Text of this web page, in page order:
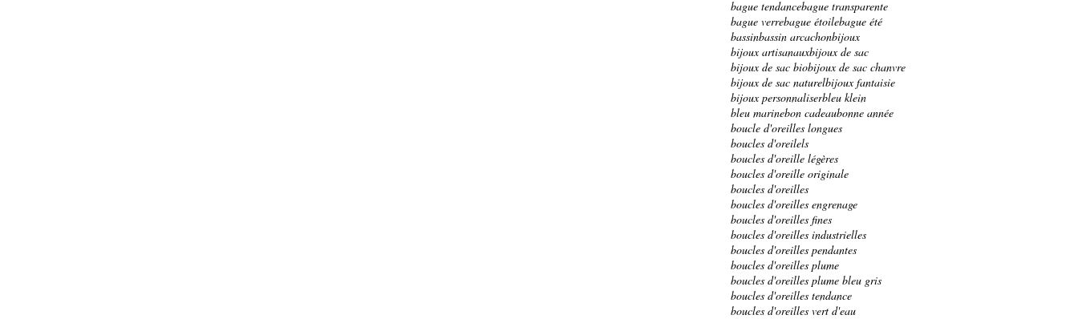
bague tendancebague transparente
bague verrebague étoilebague été
bassinbassin arcachonbijoux
bijoux artisanauxbijoux de sac
bijoux de sac biobijoux de sac chanvre
bijoux de sac naturelbijoux fantaisie
bijoux personnaliserbleu klein
bleu marinebon cadeaubonne année
boucle d'oreilles longues
boucles d'oreilels
boucles d'oreille légères
boucles d'oreille originale
boucles d'oreilles
boucles d'oreilles engrenage
boucles d'oreilles fines
boucles d'oreilles industrielles
boucles d'oreilles pendantes
boucles d'oreilles plume
boucles d'oreilles plume bleu gris
boucles d'oreilles tendance
boucles d'oreilles vert d'eau